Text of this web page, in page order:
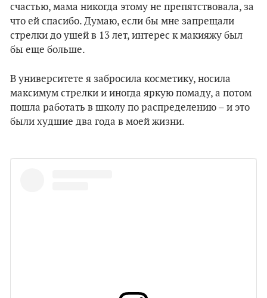
счастью, мама никогда этому не препятствовала, за
что ей спасибо. Думаю, если бы мне запрещали
стрелки до ушей в 13 лет, интерес к макияжу был
бы еще больше.
В университете я забросила косметику, носила
максимум стрелки и иногда яркую помаду, а потом
пошла работать в школу по распределению – и это
были худшие два года в моей жизни.